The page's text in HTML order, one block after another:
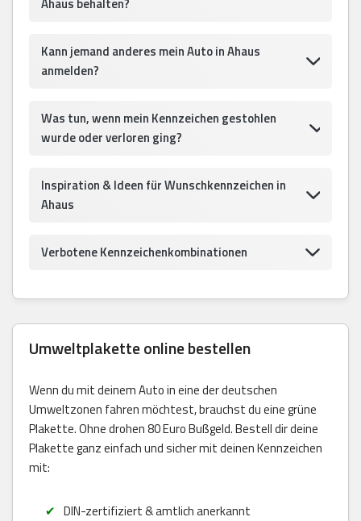
Kann jemand anderes mein Auto in Ahaus
anmelden?
Was tun, wenn mein Kennzeichen gestohlen
wurde oder verloren ging?
Inspiration & Ideen für Wunschkennzeichen in
Ahaus
Verbotene Kennzeichenkombinationen
Umweltplakette online bestellen
Wenn du mit deinem Auto in eine der deutschen
Umweltzonen fahren möchtest, brauchst du eine grüne
Plakette. Ohne drohen 80 Euro Bußgeld. Bestell dir deine
Plakette ganz einfach und sicher mit deinen Kennzeichen
mit:
DIN-zertifiziert & amtlich anerkannt